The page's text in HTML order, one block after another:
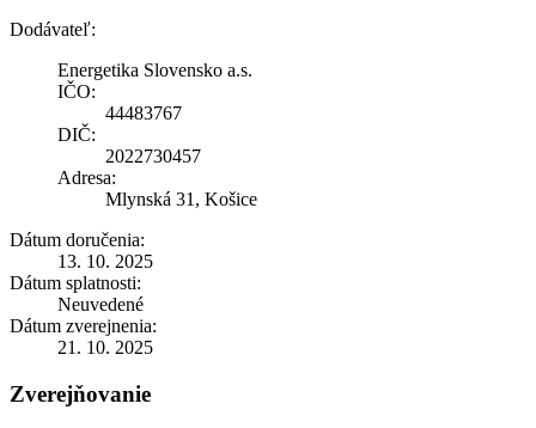
Dodávateľ:
Energetika Slovensko a.s.
IČO:
44483767
DIČ:
2022730457
Adresa:
Mlynská 31, Košice
Dátum doručenia:
13. 10. 2025
Dátum splatnosti:
Neuvedené
Dátum zverejnenia:
21. 10. 2025
Zverejňovanie